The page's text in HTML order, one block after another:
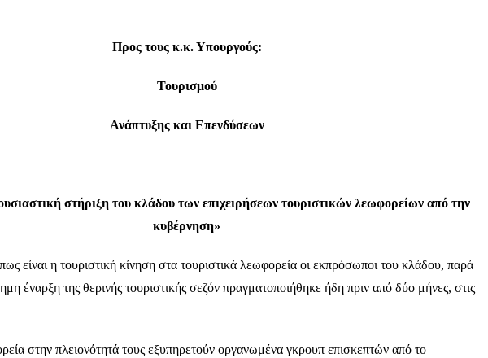
Προς τους κ.κ. Υπουργούς:
Τουρισμού
Ανάπτυξης και Επενδύσεων
στήριξη του κλάδου των επιχειρήσεων τουριστικών λεωφορείων από την
κυβέρνηση»
είναι η τουριστική κίνηση στα τουριστικά λεωφορεία οι εκπρόσωποι του κλάδου, παρά
έναρξη της θερινής τουριστικής σεζόν πραγματοποιήθηκε ήδη πριν από δύο μήνες, στις
στην πλειονότητά τους εξυπηρετούν οργανωμένα γκρουπ επισκεπτών από το